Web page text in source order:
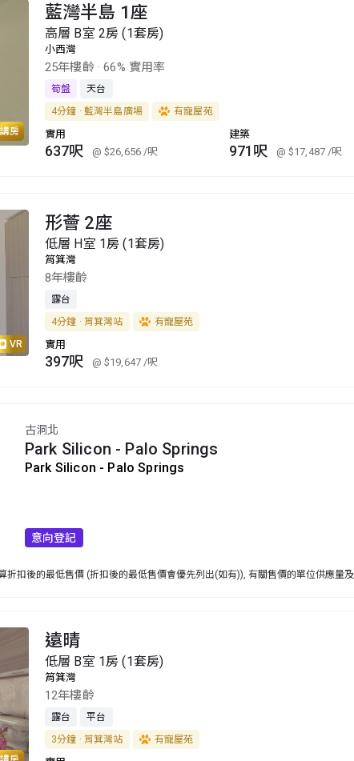
房
藍灣半島 1座
高層 B室 2房 (1套房)
小西灣
25年樓齡 ·66% 實用率
筍盤
天台
4分鐘 · 藍灣半島廣場
有寵屋苑
實用
637呎 @ $26,656/呎
建築
971呎 @ $17,487/呎
VR
形薈 2座
低層 H室 1房 (1套房)
筲箕灣
8年樓齡
露台
4分鐘 · 筲箕灣站
有寵屋苑
實用
397呎 @ $19,647/呎
古洞北
Park Silicon - Palo Springs
Park Silicon - Palo Springs
意向登記
扣後的最低售價 (折扣後的最低售價會優先列出(如有)), 有關售價的單位供應量
遠晴
低層 B室 1房 (1套房)
筲箕灣
12年樓齡
露台
平台
3分鐘 · 筲箕灣站
有寵屋苑